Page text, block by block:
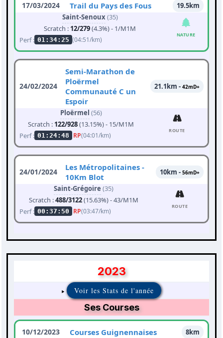
17/03/2024 Trail du Pays des Fous
19.5km
Saint-Senoux(35)
Scratch : 12/279(4.3%) - 1/M1M
Perf : 01:34:25 (04:51/km)
NATURE
24/02/2024
Semi-Marathon de
Ploërmel
Communauté C un
Espoir
21.1km - 42mD+
Ploërmel (56)
Scratch : 122/928(13.15%) - 15/M1M
Perf : 01:24:48 RP(04:01/km)
ROUTE
24/01/2024
Les Métropolitaines -
10Km Blot
10km - 56mD+
Saint-Grégoire (35)
Scratch :488/3122(15.63%) - 43/M1M
Perf : 00:37:50 RP(03:47/km)
ROUTE
2023
Voir les Stats de l'année
Ses Courses
10/12/2023 Courses Guignennaises 8km